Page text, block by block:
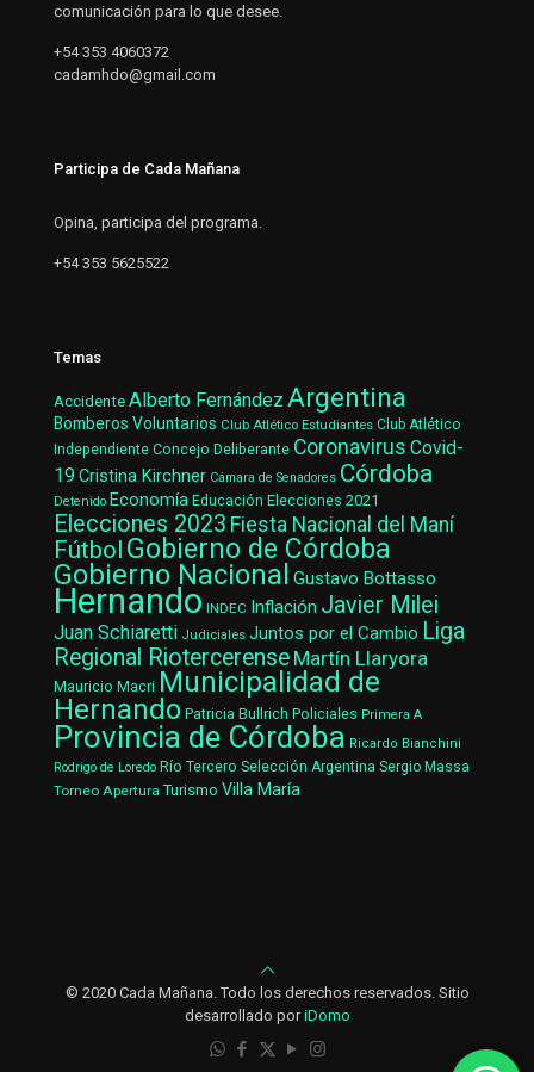
comunicación para lo que desee.
+54 353 4060372
cadamhdo@gmail.com
Participa de Cada Mañana
Opina, participa del programa.
+54 353 5625522
Temas
AccidenteAlberto Fernández Argentina
Bomberos Voluntarios Club Atlético Estudiantes Club Atlético
Independiente Concejo Deliberante Coronavirus Covid-
19 Cristina Kirchner Cámara de Senadores Córdoba
Detenido Economía Educación Elecciones 2021
Elecciones 2023 Fiesta Nacional del Maní
Fútbol Gobierno de Córdoba
Gobierno Nacional Gustavo Bottasso
Hernando INDEC Inflación Javier Milei
Juan Schiaretti Judiciales Juntos por el Cambio Liga
Regional Riotercerense Martín Llaryora
Mauricio Macri Municipalidad de
Hernando Patricia Bullrich Policiales Primera A
Provincia de Córdoba Ricardo Bianchini
Rodrigo de Loredo Río Tercero Selección Argentina Sergio Massa
Torneo Apertura Turismo Villa María
© 2020 Cada Mañana. Todo los derechos reservados. Sitio
desarrollado poriDomo